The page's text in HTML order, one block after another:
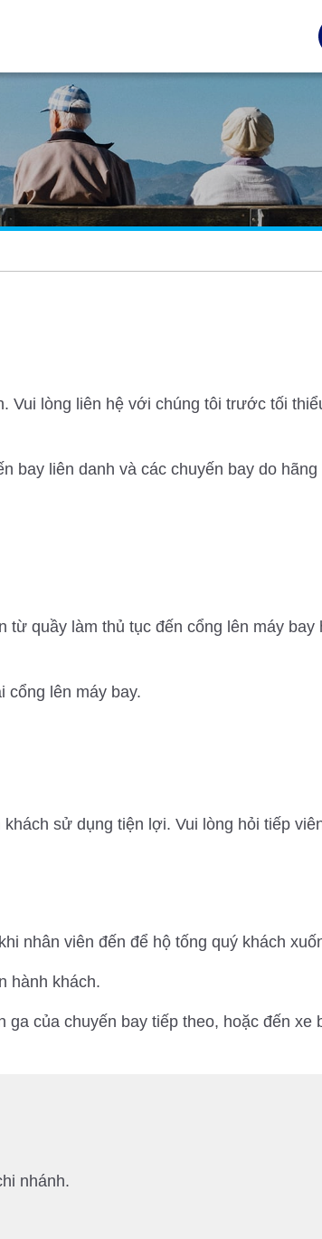
Vui lòng liên hệ với chúng tôi trước tối
bay liên danh và các chuyến bay do
từ quầy làm thủ tục đến cổng lên máy bay
cổng lên máy bay.
sử dụng tiện lợi. Vui lòng hỏi tiếp
nhân viên đến để hộ tống quý khách
hành khách.
của chuyến bay tiếp theo, hoặc đến xe
nhánh.